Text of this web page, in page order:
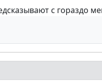
с гораздо